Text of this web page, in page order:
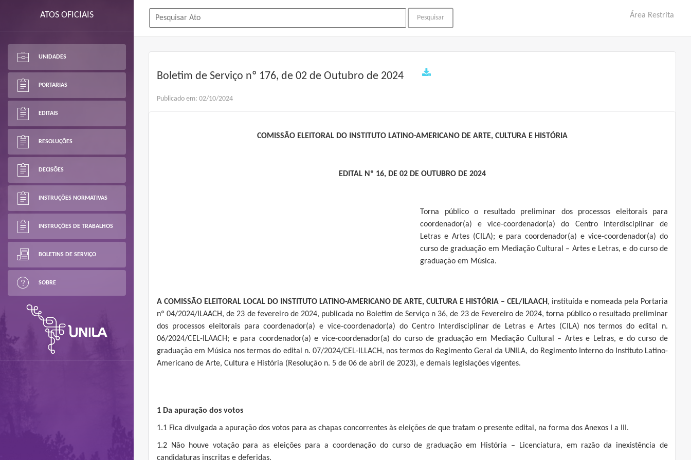
ATOS OFICIAIS
UNIDADES
PORTARIAS
EDITAIS
RESOLUÇÕES
DECISÕES
INSTRUÇÕES NORMATIVAS
INSTRUÇÕES DE TRABALHOS
BOLETINS DE SERVIÇO
SOBRE
Área Restrita
Boletim de Serviço nº 176, de 02 de Outubro de 2024
Publicado em: 02/10/2024
COMISSÃO ELEITORAL DO INSTITUTO LATINO-AMERICANO DE ARTE, CULTURA E HISTÓRIA
EDITAL Nº 16, DE 02 DE OUTUBRO DE 2024
Torna público o resultado preliminar dos processos eleitorais para
coordenador(a) e vice-coordenador(a) do Centro Interdisciplinar de
Letras e Artes (CILA); e para coordenador(a) e vice-coordenador(a) do
curso de graduação em Mediação Cultural – Artes e Letras, e do curso de
graduação em Música.
A COMISSÃO ELEITORAL LOCAL DO INSTITUTO LATINO-AMERICANO DE ARTE, CULTURA E HISTÓRIA – CEL/ILAACH, instituída e nomeada pela Portaria
nº 04/2024/ILAACH, de 23 de fevereiro de 2024, publicada no Boletim de Serviço n 36, de 23 de Fevereiro de 2024, torna público o resultado preliminar
dos processos eleitorais para coordenador(a) e vice-coordenador(a) do Centro Interdisciplinar de Letras e Artes (CILA) nos termos do edital n.
06/2024/CEL-ILAACH; e para coordenador(a) e vice-coordenador(a) do curso de graduação em Mediação Cultural – Artes e Letras, e do curso de
graduação em Música nos termos do edital n. 07/2024/CEL-ILLACH, nos termos do Regimento Geral da UNILA, do Regimento Interno do Instituto Latino-
Americano de Arte, Cultura e História (Resolução n. 5 de 06 de abril de 2023), e demais legislações vigentes.
1 Da apuração dos votos
1.1 Fica divulgada a apuração dos votos para as chapas concorrentes às eleições de que tratam o presente edital, na forma dos Anexos I a III.
1.2 Não houve votação para as eleições para a coordenação do curso de graduação em História – Licenciatura, em razão da inexistência de
candidaturas inscritas e deferidas.